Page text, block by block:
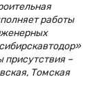
работы
присутствия –
Томская